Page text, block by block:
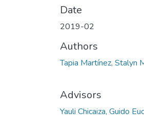
Date
2019-02
Authors
Tapia Martínez, Stalyn
Advisors
Yauli Chicaiza, Guido